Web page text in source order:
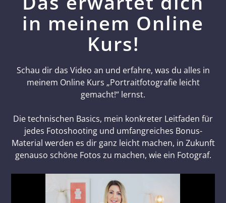
in meinem Online
Kurs!
Schau dir das Video an und erfahre, was du alles in
meinem Online Kurs „Portraitfotografie leicht
gemacht!“ lernst.
Die technischen Basics, mein konkreter Leitfaden für
jedes Fotoshooting und umfangreiches Bonus-
Material werden es dir ganz leicht machen, in Zukunft
genauso schöne Fotos zu machen, wie ein Fotograf.